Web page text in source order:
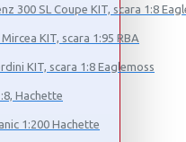
300 SL Coupe KIT, scara 1:8
KIT, scara 1:95 RBA
KIT, scara 1:8 Eaglemoss
Hachette
1:200 Hachette